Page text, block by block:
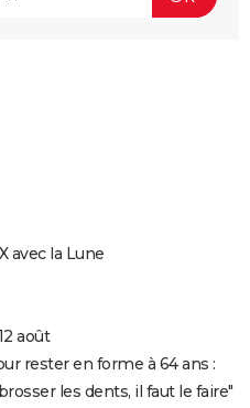
avec la Lune
août
rester en forme à 64 ans :
les dents, il faut le faire"